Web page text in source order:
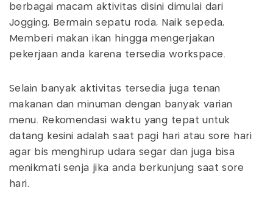
berbagai macam aktivitas disini dimulai dari
Jogging, Bermain sepatu roda, Naik sepeda,
Memberi makan ikan hingga mengerjakan
pekerjaan anda karena tersedia workspace.
Selain banyak aktivitas tersedia juga tenan
makanan dan minuman dengan banyak varian
menu. Rekomendasi waktu yang tepat untuk
datang kesini adalah saat pagi hari atau sore hari
agar bis menghirup udara segar dan juga bisa
menikmati senja jika anda berkunjung saat sore
hari.